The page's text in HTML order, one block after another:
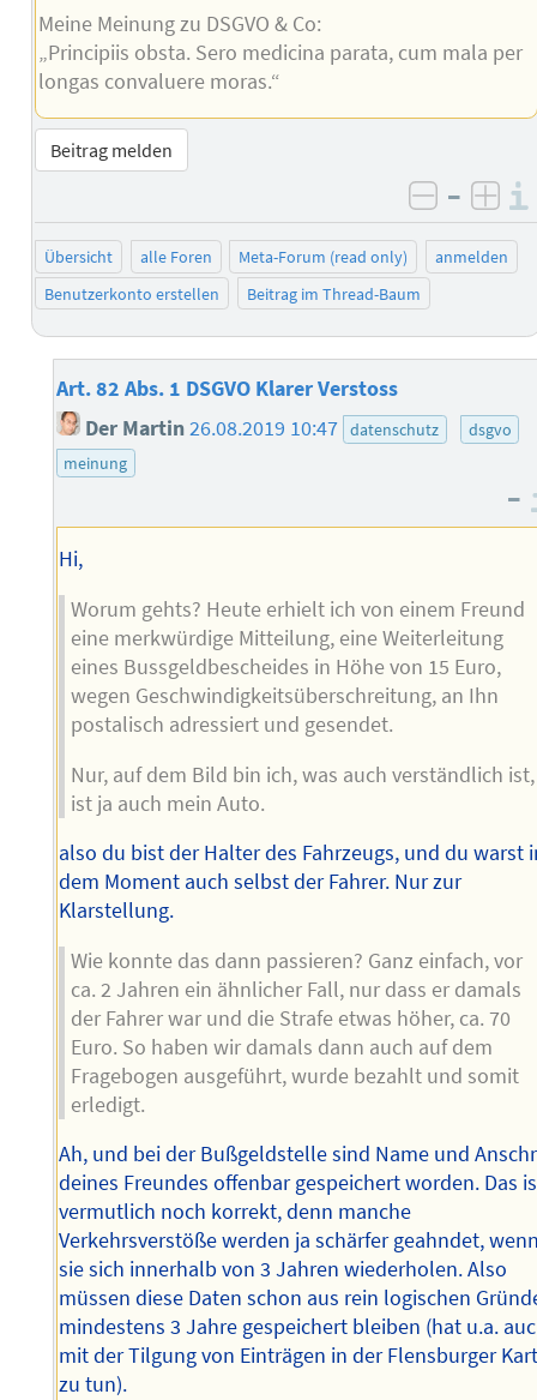
Meine Meinung zu DSGVO & Co:
„Principiis obsta. Sero medicina parata, cum mala per
longas convaluere moras.“
Beitrag melden
negativ
–
Übersicht alle Foren Meta-Forum (read only)
anmelden
Benutzerkonto erstellen
Beitrag im Thread-Baum
Art. 82 Abs. 1 DSGVO Klarer Verstoss
Der Martin26.08.2019 10:47 datenschutz
dsgvo
meinung
–
Hi,
Worum gehts? Heute erhielt ich von einem Freund
eine merkwürdige Mitteilung, eine Weiterleitung
eines Bussgeldbescheides in Höhe von 15 Euro,
wegen Geschwindigkeitsüberschreitung, an Ihn
postalisch adressiert und gesendet.
Nur, auf dem Bild bin ich, was auch verständlich ist,
ist ja auch mein Auto.
also du bist der Halter des Fahrzeugs, und du warst
dem Moment auch selbst der Fahrer. Nur zur
Klarstellung.
Wie konnte das dann passieren? Ganz einfach, vor
ca. 2 Jahren ein ähnlicher Fall, nur dass er damals
der Fahrer war und die Strafe etwas höher, ca. 70
Euro. So haben wir damals dann auch auf dem
Fragebogen ausgeführt, wurde bezahlt und somit
erledigt.
Ah, und bei der Bußgeldstelle sind Name und
deines Freundes offenbar gespeichert worden. Das
vermutlich noch korrekt, denn manche
Verkehrsverstöße werden ja schärfer geahndet,
sie sich innerhalb von 3 Jahren wiederholen. Also
müssen diese Daten schon aus rein logischen
mindestens 3 Jahre gespeichert bleiben (hat u.a.
mit der Tilgung von Einträgen in der Flensburger
zu tun).